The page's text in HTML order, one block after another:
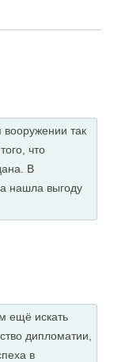
так
что
В
нашла выгоду
ещё искать
дипломатии,
в